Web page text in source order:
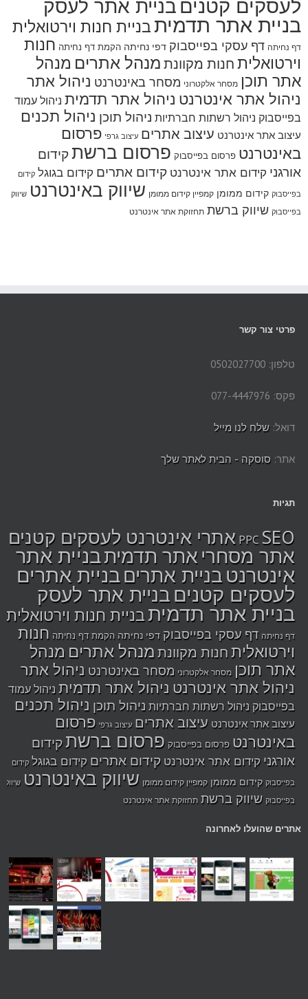
בניית אתר לעסק
בניית אתר תדמית בניית חנות וירטואלית
דף נחיתה דף עסקי בפייסבוק דפי נחיתה הקמת דף נחיתה חנות
וירטואלית חנות מקוונת מנהל אתרים מנהל
אתר תוכן מסחר אלקטרוני מסחר באינטרנט ניהול אתר
ניהול אתר אינטרנט ניהול אתר תדמית ניהול עמוד
בפייסבוק ניהול רשתות חברתיות ניהול תוכן ניהול תכנים
עיצוב אתר אינטרנט עיצוב אתרים עיצוב גרפי פרסום
באינטרנט פרסום בפייסבוק פרסום ברשת קידום
אורגני קידום אתר אינטרנט קידום אתרים קידום בגוגל קידום
בפייסבוק קידום ממומן קמפיין קידום ממומן שיווק באינטרנט שיווק
בפייסבוק שיווק ברשת תחזוקת אתר אינטרנט
פרטי צור קשר
טלפון: 0502027700
פקס: 077-4447976
דואל: שלח לנו מייל
אתר: סוסקה - הבית לאתר שלך
תגיות
PPC SEO אתרי אינטרנט לעסקים קטנים
אתר מסחריאתר תדמיתבניית אתר
אינטרנטבניית אתריםבניית אתרים
לעסקים קטניםבניית אתר לעסק
בניית אתר תדמית בניית חנות וירטואלית
דף נחיתה דף עסקי בפייסבוק דפי נחיתה הקמת דף נחיתה חנות
וירטואלית חנות מקוונת מנהל אתרים מנהל
אתר תוכן מסחר אלקטרוני מסחר באינטרנט ניהול אתר
ניהול אתר אינטרנט ניהול אתר תדמית ניהול עמוד
בפייסבוק ניהול רשתות חברתיות ניהול תוכן ניהול תכנים
עיצוב אתר אינטרנט עיצוב אתרים עיצוב גרפי פרסום
באינטרנט פרסום בפייסבוק פרסום ברשת קידום
אורגני קידום אתר אינטרנט קידום אתרים קידום בגוגל קידום
בפייסבוק קידום ממומן קמפיין קידום ממומן שיווק באינטרנט שיווק
בפייסבוק שיווק ברשת תחזוקת אתר אינטרנט
אתרים שהועלו לאחרונה